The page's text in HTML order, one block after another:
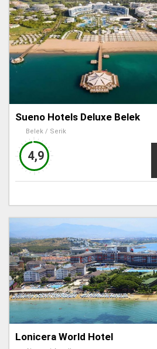
Sueno Hotels Deluxe Belek
Belek / Serik
4,9
Lonicera World Hotel